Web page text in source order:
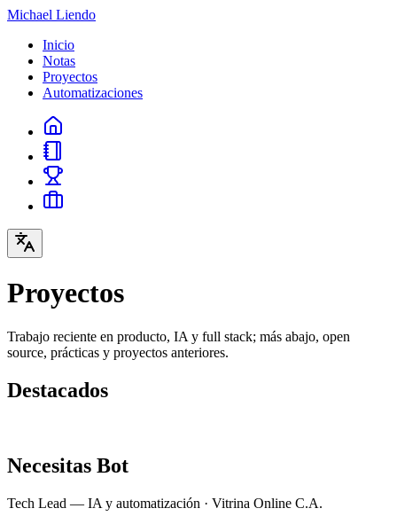
Michael Liendo
Inicio
Notas
Proyectos
Automatizaciones
Proyectos
Trabajo reciente en producto, IA y full stack; más abajo, open
source, prácticas y proyectos anteriores.
Destacados
Necesitas Bot
Tech Lead — IA y automatización · Vitrina Online C.A.